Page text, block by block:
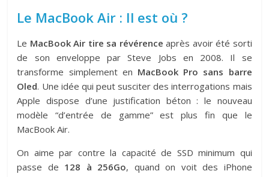
Le MacBook Air : Il est où ?
Le MacBook Air tire sa révérence après avoir été sorti
de son enveloppe par Steve Jobs en 2008. Il se
transforme simplement en MacBook Pro sans barre
Oled. Une idée qui peut susciter des interrogations mais
Apple dispose d’une justification béton : le nouveau
modèle “d’entrée de gamme” est plus fin que le
MacBook Air.
On aime par contre la capacité de SSD minimum qui
passe de 128 à 256Go, quand on voit des iPhone